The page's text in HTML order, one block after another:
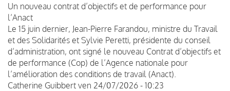
Un nouveau contrat d’objectifs et de performance pour
l’Anact
Le 15 juin dernier, Jean-Pierre Farandou, ministre du Travail
et des Solidarités et Sylvie Peretti, présidente du conseil
d’administration, ont signé le nouveau Contrat d’objectifs et
de performance (Cop) de l’Agence nationale pour
l’amélioration des conditions de travail (Anact).
Catherine Guibbert ven 24/07/2026 - 10:23